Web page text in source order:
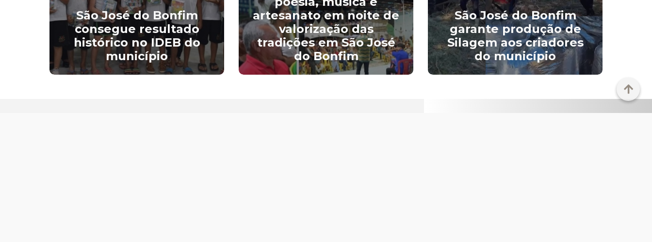
São José do Bonfim
consegue resultado
histórico no IDEB do
município
artesanato em noite de
valorização das
tradições em São José
do Bonfim
São José do Bonfim
garante produção de
Silagem aos criadores
do município